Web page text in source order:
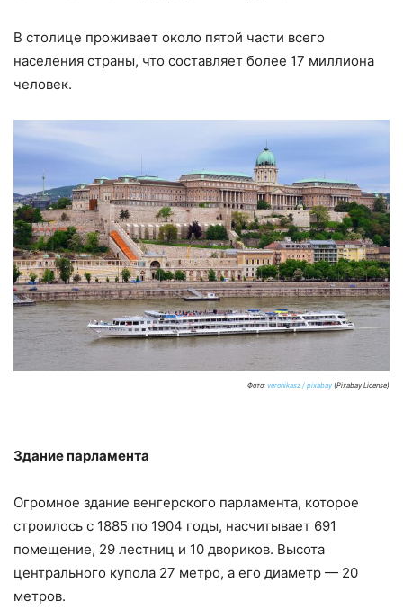
В столице проживает около пятой части всего
населения страны, что составляет более 17 миллиона
человек.
Фото: veronikasz / pixabay (Pixabay License)
Здание парламента
Огромное здание венгерского парламента, которое
строилось с 1885 по 1904 годы, насчитывает 691
помещение, 29 лестниц и 10 двориков. Высота
центрального купола 27 метро, а его диаметр — 20
метров.